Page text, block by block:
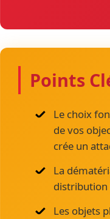
Points
Le choix
de vos
crée un
La
distribution
Les objets